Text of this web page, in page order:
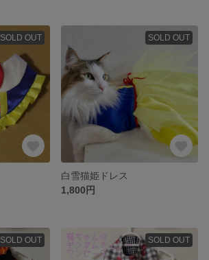
SOLD OUT SOLD OUT
白雪猫姫ドレス
1,800円
SOLD OUT SOLD OUT